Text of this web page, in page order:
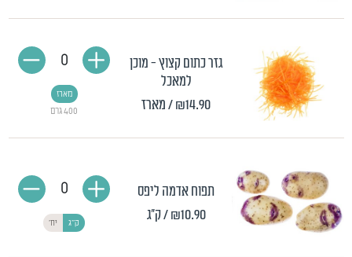
גזר כתום קצוץ - מוכן
למאכל
₪14.90/ מארז 400 גרם
מארז
0
תפוח אדמה ליפס
₪10.90 / ק"ג ק"ג יח'
0